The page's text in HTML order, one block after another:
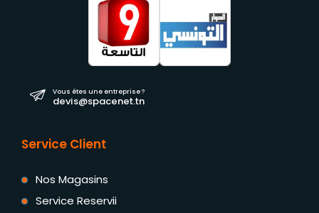
Vous êtes une entreprise ?
devis@spacenet.tn
Service Client
Nos Magasins
Service Reservii